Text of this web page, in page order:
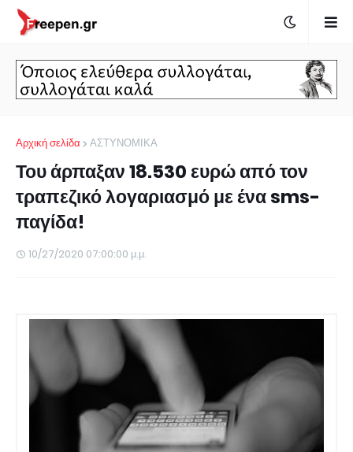
Αρχική σελίδα ΑΣΤΥΝΟΜΙΚΑ
Του άρπαξαν 18.530 ευρώ από τον
τραπεζικό λογαριασμό με ένα sms-
παγίδα!
10/27/2020 07:00:00 μ.μ.